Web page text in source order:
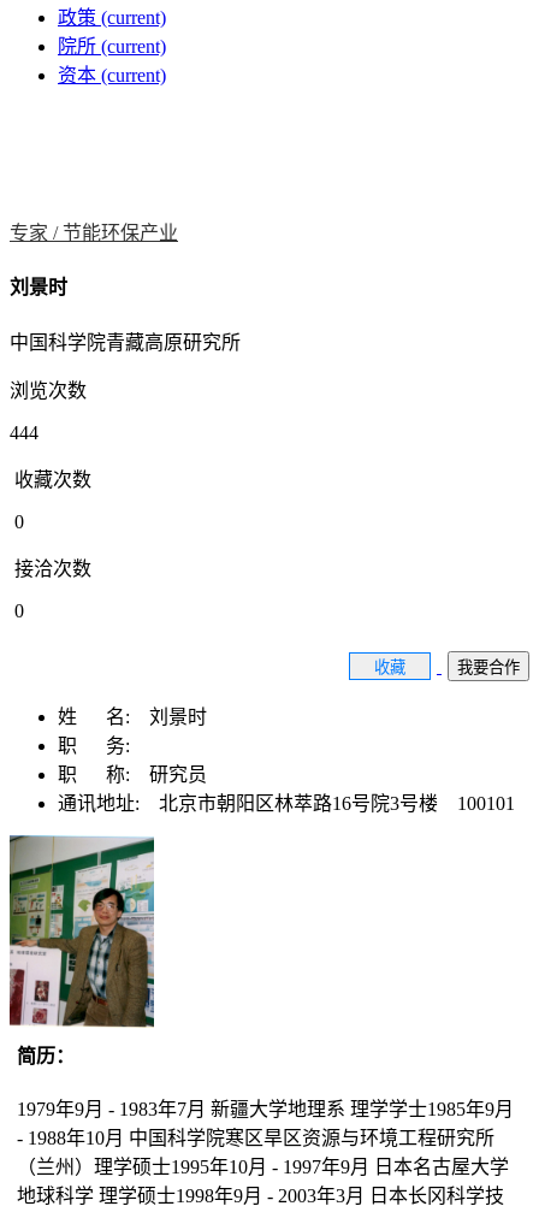
政策 (current)
院所 (current)
资本 (current)
专家 /节能环保产业
刘景时
中国科学院青藏高原研究所
浏览次数
444
收藏次数
0
接洽次数
0
收藏 我要合作
姓 名: 刘景时
职 务:
职 称: 研究员
通讯地址: 北京市朝阳区林萃路16号院3号楼 100101
简历：
1979年9月 - 1983年7月 新疆大学地理系 理学学士1985年9月
- 1988年10月 中国科学院寒区旱区资源与环境工程研究所
（兰州）理学硕士1995年10月 - 1997年9月 日本名古屋大学
地球科学 理学硕士1998年9月 - 2003年3月 日本长冈科学技